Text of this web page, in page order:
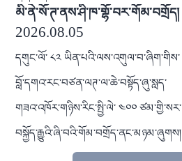
མི་ནེ་སོ་ཊ་ནས་ཤི་ཁ་གྷོ་བར་གོམ་བགྲོད།
2026.08.05
དགུང་ལོ་ ༨༢ ཡིན་པའི་ལས་འགུལ་བ་ཞིག་གིས་
བློ་དགའ་རང་བཙན་ལཊ་ལ་ཆེ་བསྟོད་ཞུ་སླད་
གཟའ་འཁོར་གཉིས་རིང་སྤྱི་ལེ་ ༤༠༠ ཙམ་གྱི་སར་
བསྐྱོད་རྒྱུའི་ཞི་བའི་གོམ་བགྲོད་ནང་མཉམ་ཞུགས།